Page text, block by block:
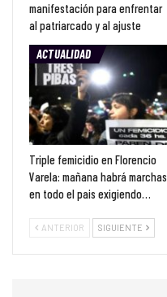
manifestación para enfrentar
al patriarcado y al ajuste
ACTUALIDAD
Triple femicidio en Florencio
Varela: mañana habrá marchas
en todo el pais exigiendo…
ANTERIOR SIGUIENTE